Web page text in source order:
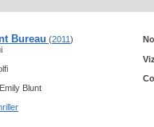
Bureau (2011)
Blunt